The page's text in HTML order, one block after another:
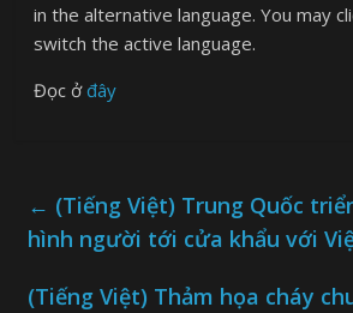
in the alternative language. You may
switch the active language.
Đọc ởđây
← (Tiếng Việt) Trung Quốc
hình người tới cửa khẩu với
(Tiếng Việt) Thảm họa cháy